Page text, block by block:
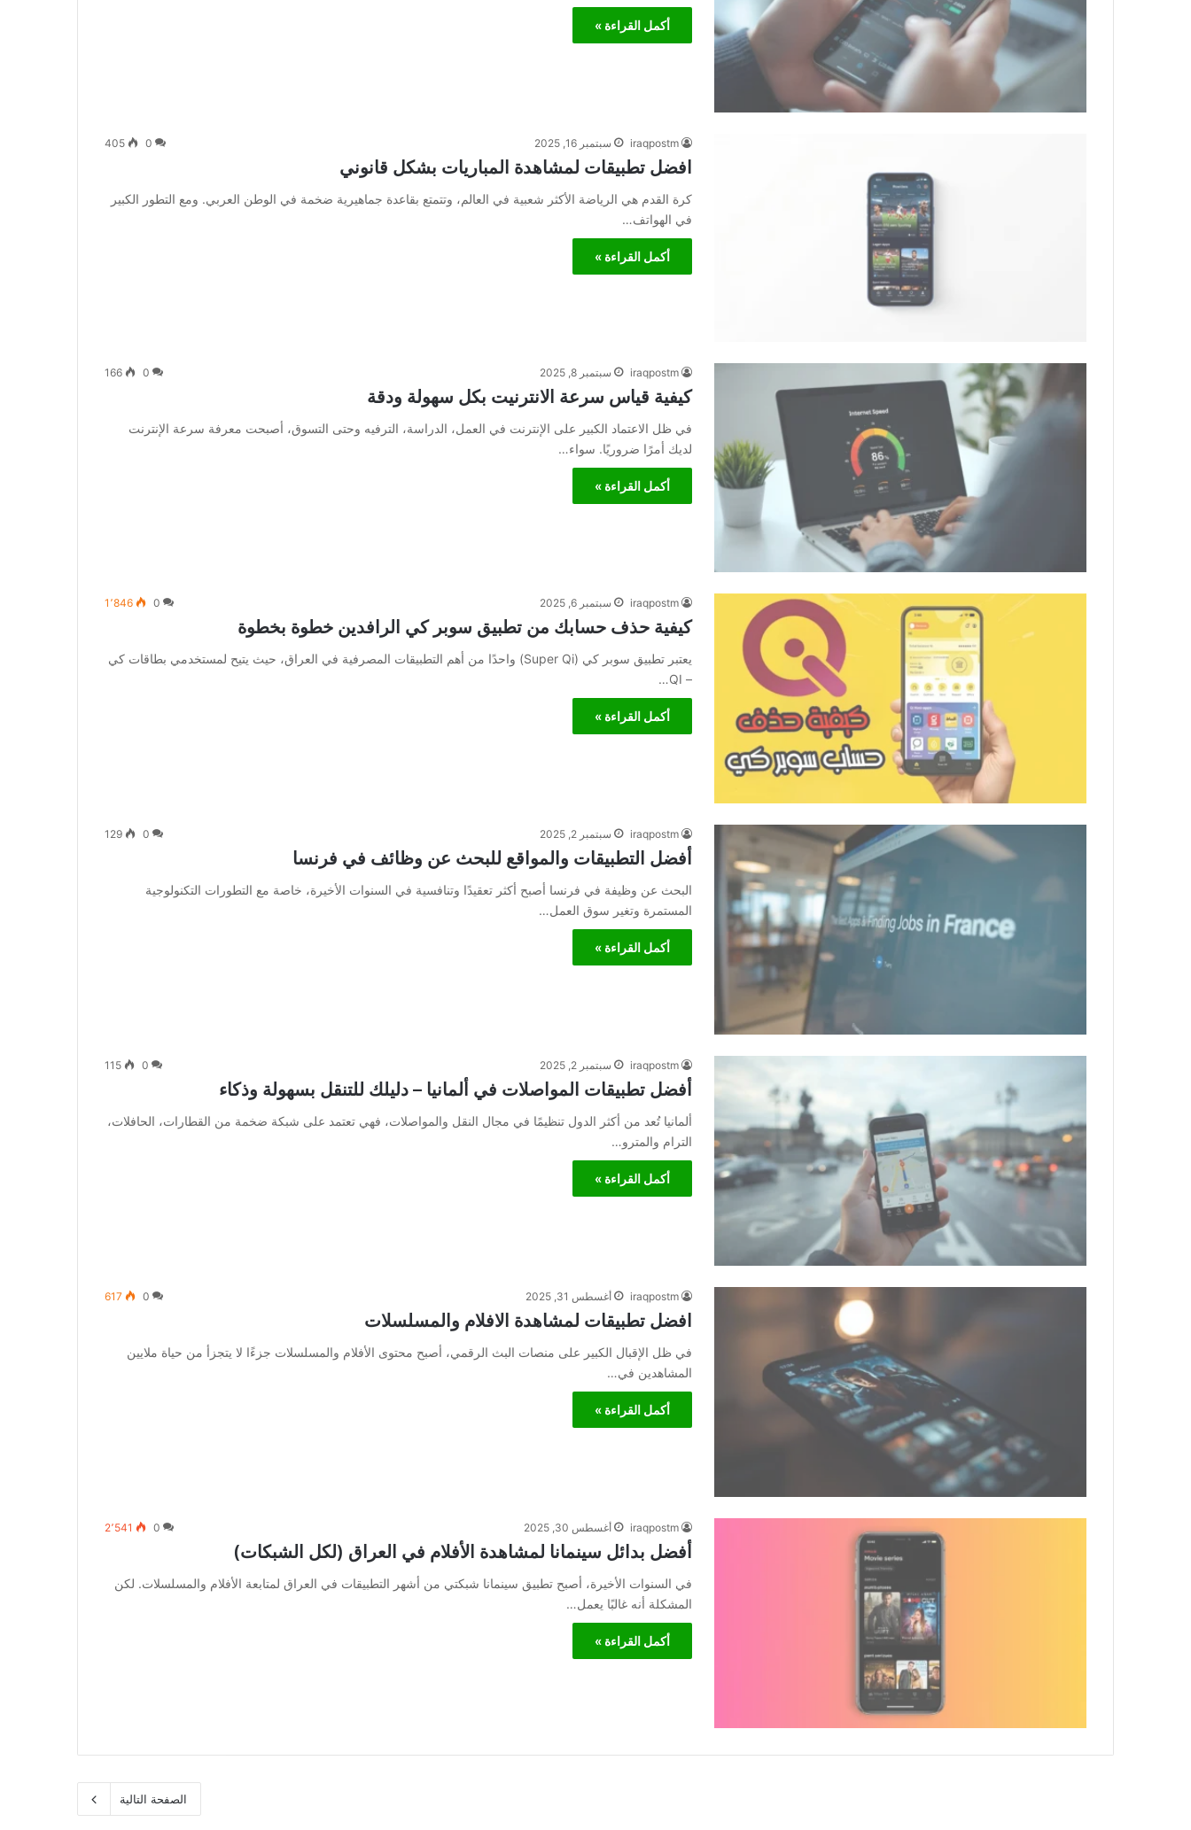
أكمل القراءة »
iraqpostm سبتمبر 16, 2025 0
405
افضل تطبيقات لمشاهدة المباريات بشكل قانوني
كرة القدم هي الرياضة الأكثر شعبية في العالم، وتتمتع بقاعدة جماهيرية ضخمة في الوطن العربي. ومع التطور الكبير
في الهواتف…
أكمل القراءة »
iraqpostm سبتمبر 8, 2025 0
166
كيفية قياس سرعة الانترنيت بكل سهولة ودقة
في ظل الاعتماد الكبير على الإنترنت في العمل، الدراسة، الترفيه وحتى التسوق، أصبحت معرفة سرعة الإنترنت
لديك أمرًا ضروريًا. سواء…
أكمل القراءة »
iraqpostm سبتمبر 6, 2025 0 1٬846
كيفية حذف حسابك من تطبيق سوبر كي الرافدين خطوة بخطوة
يعتبر تطبيق سوبر كي (Super Qi) واحدًا من أهم التطبيقات المصرفية في العراق، حيث يتيح لمستخدمي بطاقات كي
– QI…
أكمل القراءة »
iraqpostm سبتمبر 2, 2025 0
129
أفضل التطبيقات والمواقع للبحث عن وظائف في فرنسا
البحث عن وظيفة في فرنسا أصبح أكثر تعقيدًا وتنافسية في السنوات الأخيرة، خاصة مع التطورات التكنولوجية
المستمرة وتغير سوق العمل…
أكمل القراءة »
iraqpostm سبتمبر 2, 2025 0
115
أفضل تطبيقات المواصلات في ألمانيا – دليلك للتنقل بسهولة وذكاء
ألمانيا تُعد من أكثر الدول تنظيمًا في مجال النقل والمواصلات، فهي تعتمد على شبكة ضخمة من القطارات، الحافلات،
الترام والمترو…
أكمل القراءة »
iraqpostm أغسطس 31, 2025 0
617
افضل تطبيقات لمشاهدة الافلام والمسلسلات
في ظل الإقبال الكبير على منصات البث الرقمي، أصبح محتوى الأفلام والمسلسلات جزءًا لا يتجزأ من حياة ملايين
المشاهدين في…
أكمل القراءة »
iraqpostm أغسطس 30, 2025 0 2٬541
أفضل بدائل سينمانا لمشاهدة الأفلام في العراق (لكل الشبكات)
في السنوات الأخيرة، أصبح تطبيق سينمانا شبكتي من أشهر التطبيقات في العراق لمتابعة الأفلام والمسلسلات. لكن
المشكلة أنه غالبًا يعمل…
أكمل القراءة »
الصفحة التالية